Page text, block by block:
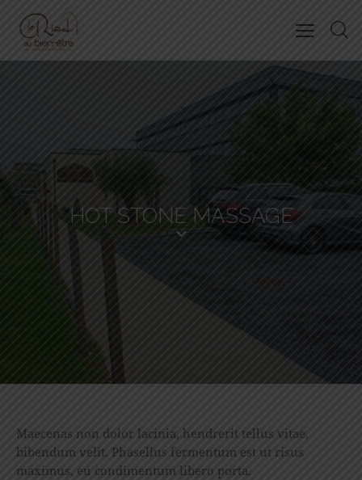
HOT STONE MASSAGE
Maecenas non dolor lacinia, hendrerit tellus vitae,
bibendum velit. Phasellus fermentum est ut risus
maximus, eu condimentum libero porta.